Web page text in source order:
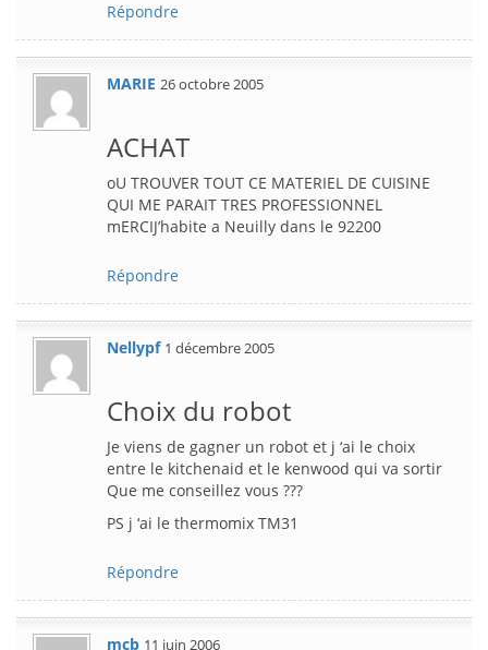
Répondre
MARIE 26 octobre 2005
ACHAT
oU TROUVER TOUT CE MATERIEL DE CUISINE
QUI ME PARAIT TRES PROFESSIONNEL
mERCIJ’habite a Neuilly dans le 92200
Répondre
Nellypf 1 décembre 2005
Choix du robot
Je viens de gagner un robot et j ‘ai le choix
entre le kitchenaid et le kenwood qui va sortir
Que me conseillez vous ???
PS j ‘ai le thermomix TM31
Répondre
mcb 11 juin 2006